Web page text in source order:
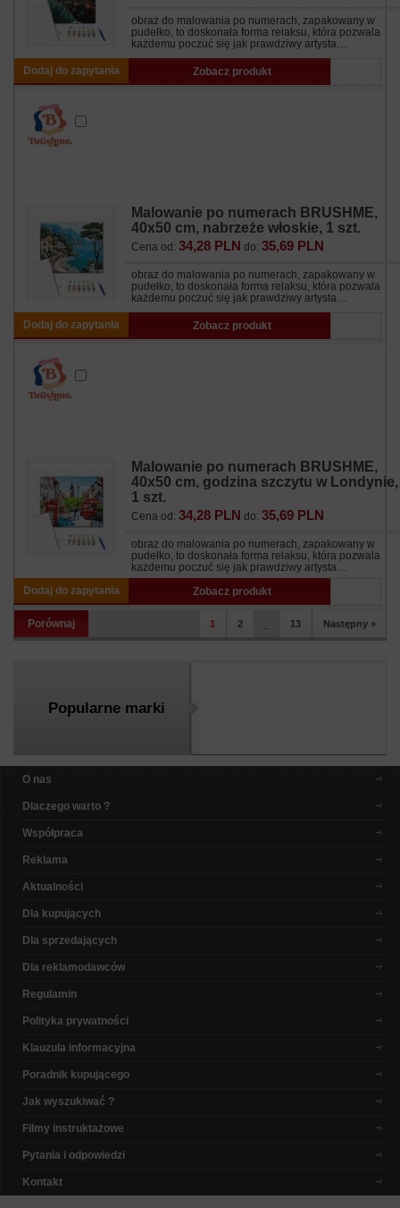
obraz do malowania po numerach, zapakowany w
pudełko, to doskonała forma relaksu, która pozwala
każdemu poczuć się jak prawdziwy artysta…
Dodaj do zapytania Zobacz produkt
Malowanie po numerach BRUSHME,
40x50 cm, nabrzeże włoskie, 1 szt.
Cena od: 34,28 PLN do: 35,69 PLN
obraz do malowania po numerach, zapakowany w
pudełko, to doskonała forma relaksu, która pozwala
każdemu poczuć się jak prawdziwy artysta…
Dodaj do zapytania Zobacz produkt
Malowanie po numerach BRUSHME,
40x50 cm, godzina szczytu w Londynie,
1 szt.
Cena od: 34,28 PLN do: 35,69 PLN
obraz do malowania po numerach, zapakowany w
pudełko, to doskonała forma relaksu, która pozwala
każdemu poczuć się jak prawdziwy artysta…
Dodaj do zapytania
Zobacz produkt
Porównaj 1 2 13 Następny »
Popularne marki
O nas
Dlaczego warto ?
Współpraca
Reklama
Aktualności
Dla kupujących
Dla sprzedających
Dla reklamodawców
Regulamin
Polityka prywatności
Klauzula informacyjna
Poradnik kupującego
Jak wyszukiwać ?
Filmy instruktażowe
Pytania i odpowiedzi
Kontakt